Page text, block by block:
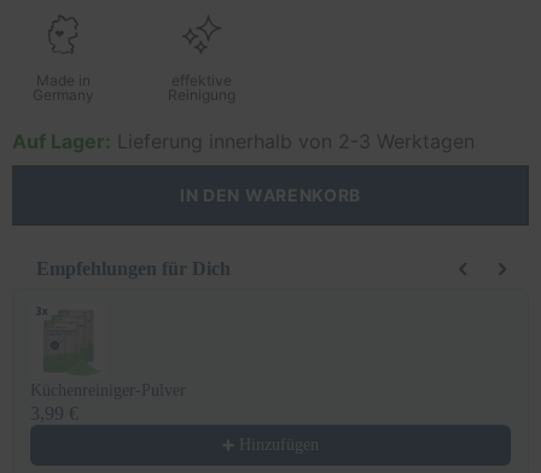
Made in
Germany
effektive
Reinigung
Auf Lager: Lieferung innerhalb von 2-3 Werktagen
IN DEN WARENKORB
Empfehlungen für Dich
Küchenreiniger-Pulver
3,99 €
Hinzufügen